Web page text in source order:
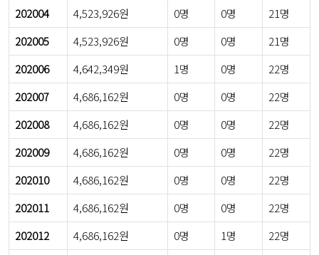
202004
4,523,926원 0명 0명
21명
202005
4,523,926원 0명 0명
21명
202006
4,642,349원 1명 0명
22명
202007
4,686,162원 0명 0명
22명
202008
4,686,162원 0명 0명
22명
202009
4,686,162원 0명 0명
22명
202010
4,686,162원 0명 0명
22명
202011
4,686,162원 0명 0명
22명
202012
4,686,162원 0명 1명
22명